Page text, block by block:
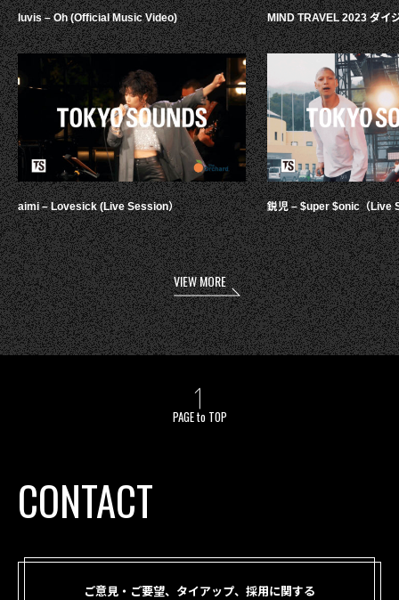
luvis – Oh (Official Music Video)
aimi – Lovesick (Live Session）
MIND TRAVEL 2023 ダイ
鋭児 – $uper $onic（Live
VIEW MORE
PAGE to TOP
CONTACT
ご意見・ご要望、タイアップ、採用に関する